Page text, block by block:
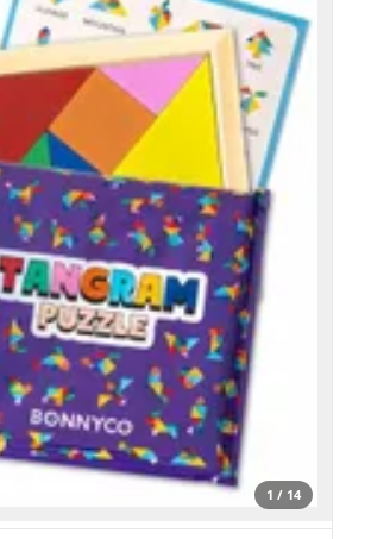
1 / 14